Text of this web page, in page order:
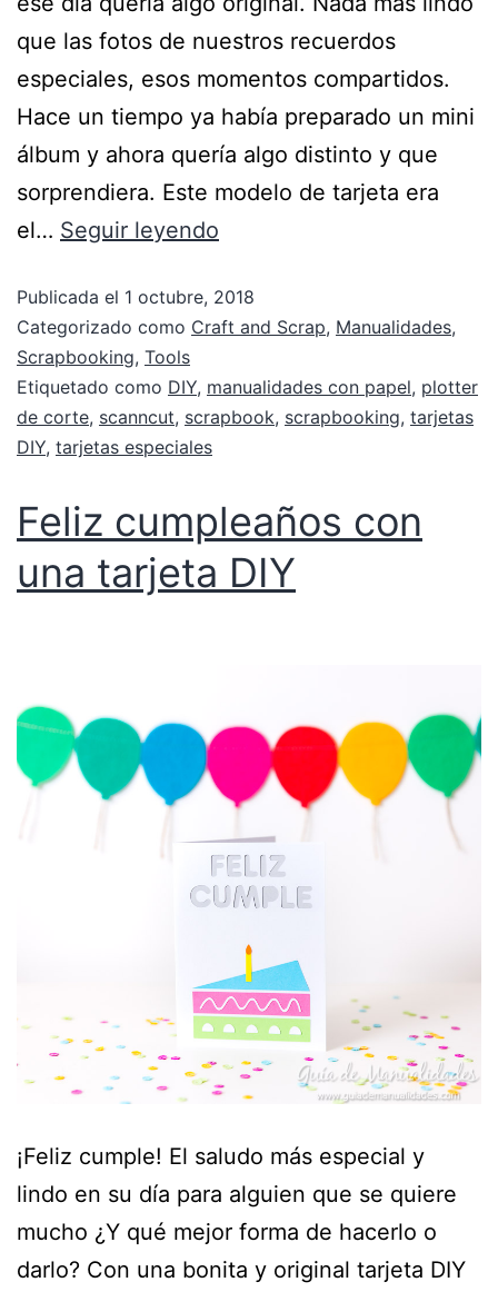
que las fotos de nuestros recuerdos
especiales, esos momentos compartidos.
Hace un tiempo ya había preparado un mini
álbum y ahora quería algo distinto y que
sorprendiera. Este modelo de tarjeta era
el… Seguir leyendo
Publicada el 1 octubre, 2018
Categorizado como Craft and Scrap, Manualidades,
Scrapbooking, Tools
Etiquetado como DIY, manualidades con papel, plotter
de corte, scanncut, scrapbook, scrapbooking, tarjetas
DIY, tarjetas especiales
Feliz cumpleaños con
una tarjeta DIY
¡Feliz cumple! El saludo más especial y
lindo en su día para alguien que se quiere
mucho ¿Y qué mejor forma de hacerlo o
darlo? Con una bonita y original tarjeta DIY